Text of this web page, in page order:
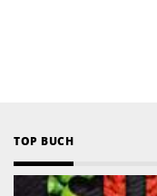
TOP BUCH